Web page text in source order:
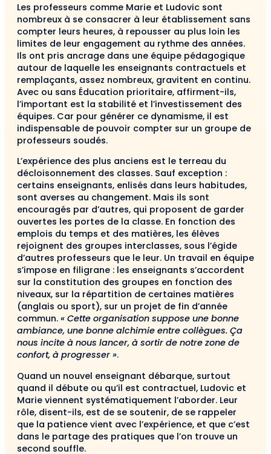
Les professeurs comme Marie et Ludovic sont
nombreux à se consacrer à leur établissement sans
compter leurs heures, à repousser au plus loin les
limites de leur engagement au rythme des années.
Ils ont pris ancrage dans une équipe pédagogique
autour de laquelle les enseignants contractuels et
remplaçants, assez nombreux, gravitent en continu.
Avec ou sans Éducation prioritaire, affirment-ils,
l’important est la stabilité et l’investissement des
équipes. Car pour générer ce dynamisme, il est
indispensable de pouvoir compter sur un groupe de
professeurs soudés.
L’expérience des plus anciens est le terreau du
décloisonnement des classes. Sauf exception :
certains enseignants, enlisés dans leurs habitudes,
sont averses au changement. Mais ils sont
encouragés par d’autres, qui proposent de garder
ouvertes les portes de la classe. En fonction des
emplois du temps et des matières, les élèves
rejoignent des groupes interclasses, sous l’égide
d’autres professeurs que le leur. Un travail en équipe
s’impose en filigrane : les enseignants s’accordent
sur la constitution des groupes en fonction des
niveaux, sur la répartition de certaines matières
(anglais ou sport), sur un projet de fin d’année
commun. « Cette organisation suppose une bonne
ambiance, une bonne alchimie entre collègues. Ça
nous incite à nous lancer, à sortir de notre zone de
confort, à progresser ».
Quand un nouvel enseignant débarque, surtout
quand il débute ou qu’il est contractuel, Ludovic et
Marie viennent systématiquement l’aborder. Leur
rôle, disent-ils, est de se soutenir, de se rappeler
que la patience vient avec l’expérience, et que c’est
dans le partage des pratiques que l’on trouve un
second souffle.